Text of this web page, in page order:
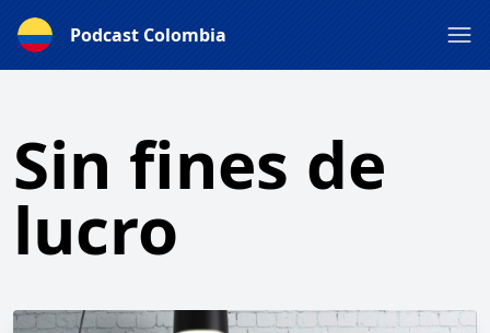
Podcast Colombia
Sin fines de
lucro